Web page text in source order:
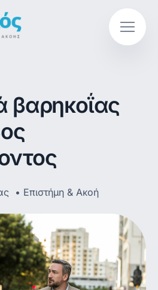
βαρηκοΐας
Επιστήμη & Ακοή